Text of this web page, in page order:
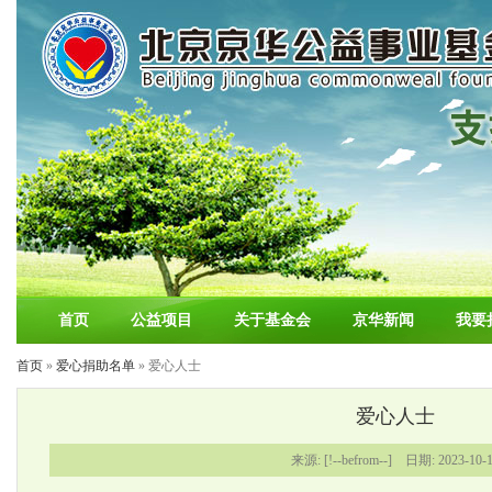
首页 公益项目 关于基金会 京华新闻 我要
首页 » 爱心捐助名单 » 爱心人士
爱心人士
来源: [!--befrom--] 日期: 2023-10-